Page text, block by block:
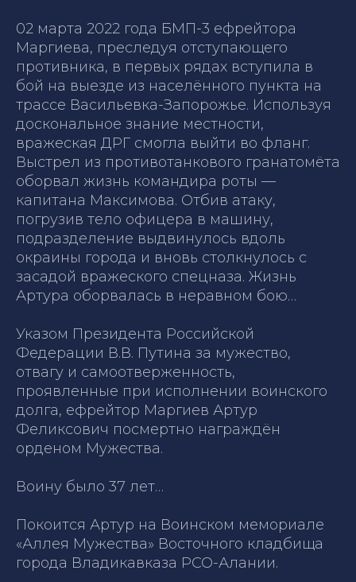
02 марта 2022 года БМП-3 ефрейтора
Маргиева, преследуя отступающего
противника, в первых рядах вступила в
бой на выезде из населённого пункта на
трассе Васильевка-Запорожье. Используя
доскональное знание местности,
вражеская ДРГ смогла выйти во фланг.
Выстрел из противотанкового гранатомёта
оборвал жизнь командира роты —
капитана Максимова. Отбив атаку,
погрузив тело офицера в машину,
подразделение выдвинулось вдоль
окраины города и вновь столкнулось с
засадой вражеского спецназа. Жизнь
Артура оборвалась в неравном бою…
Указом Президента Российской
Федерации В.В. Путина за мужество,
отвагу и самоотверженность,
проявленные при исполнении воинского
долга, ефрейтор Маргиев Артур
Феликсович посмертно награждён
орденом Мужества.
Воину было 37 лет…
Покоится Артур на Воинском мемориале
«Аллея Мужества» Вос­точного кладбища
города Владикавказа РСО-Алании.